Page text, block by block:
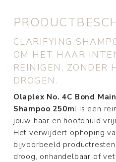
CLARIFYING
OM HET HAAR
REINIGEN, ZONDER
DROGEN.
Olaplex No. 4C Bond
Shampoo 250ml is een
jouw haar en hoofdhuid
Het verwijdert ophoping
bijvoorbeeld
droog, onhandelbaar of